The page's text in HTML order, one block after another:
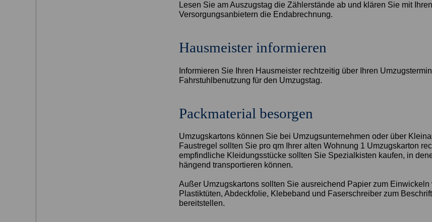
Lesen Sie am Auszugstag die Zählerstände ab und klären Sie mit Ihren
Versorgungsanbietern die Endabrechnung.
Hausmeister informieren
Informieren Sie Ihren Hausmeister rechtzeitig über Ihren
Fahrstuhlbenutzung für den Umzugstag.
Packmaterial besorgen
Umzugskartons können Sie bei Umzugsunternehmen oder über
Faustregel sollten Sie pro qm Ihrer alten Wohnung 1 Umzugskarton
empfindliche Kleidungsstücke sollten Sie Spezialkisten kaufen, in
hängend transportieren können.
Außer Umzugskartons sollten Sie ausreichend Papier zum Einwickeln
Plastiktüten, Abdeckfolie, Klebeband und Faserschreiber zum
bereitstellen.